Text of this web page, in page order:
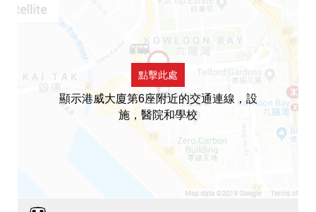
點擊此處
顯示港威大廈第6座附近的交通連線，設
施，醫院和學校